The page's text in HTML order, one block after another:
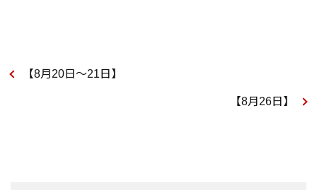
【8月20日～21日】
【8月26日】